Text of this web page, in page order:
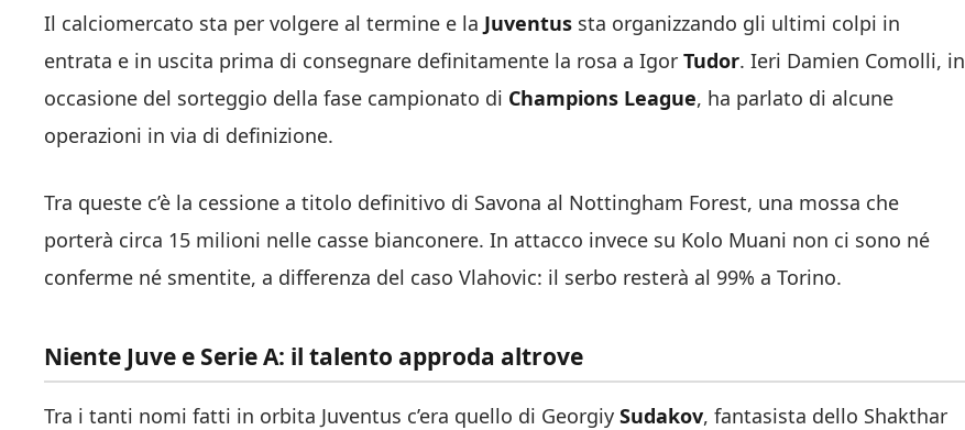
Il calciomercato sta per volgere al termine e la Juventus sta organizzando gli ultimi colpi in
entrata e in uscita prima di consegnare definitamente la rosa a Igor Tudor. Ieri Damien Comolli, in
occasione del sorteggio della fase campionato di Champions League, ha parlato di alcune
operazioni in via di definizione.
Tra queste c’è la cessione a titolo definitivo di Savona al Nottingham Forest, una mossa che
porterà circa 15 milioni nelle casse bianconere. In attacco invece su Kolo Muani non ci sono né
conferme né smentite, a differenza del caso Vlahovic: il serbo resterà al 99% a Torino.
Niente Juve e Serie A: il talento approda altrove
Tra i tanti nomi fatti in orbita Juventus c’era quello di Georgiy Sudakov, fantasista dello Shakthar